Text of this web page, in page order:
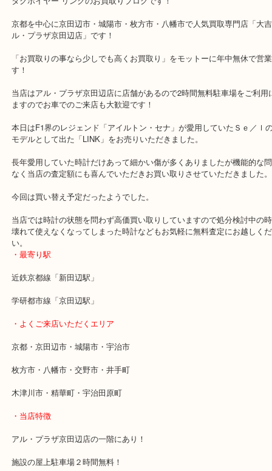
公開日:2019/07/10 最終更新日:2025/07/29
タグホイヤー リンク （ TAG Heuer タグホイヤー
全て タグホイヤー 枚方市
タグホイヤー リンクのお買取りブログです！
京都を中心に京田辺市・城陽市・枚方市・八幡市で人気買取専門店
ル・プラザ京田辺店」です！
「お買取りの事なら少しでも高くお買取り」をモットーに年中無休
す！
当店はアル・プラザ京田辺店に店舗があるので2時間無料駐車場を
ますのでお車でのご来店も大歓迎です！
本日はF1界のレジェンド「アイルトン・セナ」が愛用していたＳｅ
モデルとして出た「LINK」をお売りいただきました。
長年愛用していた時計だけあって細かい傷が多くありましたが機能
なく当店の査定額にも喜んでいただきお買い取りさせていただきま
今回は買い替え予定だったようでした。
当店では時計の状態を問わず高価買い取りしていますので処分検討
い。
近鉄京都線「新田辺駅」
学研都市線「京田辺駅」
・よくご来店いただくエリア
京都・京田辺市・城陽市・宇治市
枚方市・八幡市・交野市・井手町